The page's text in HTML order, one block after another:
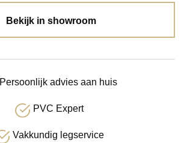
Bekijk in showroom
Persoonlijk advies aan huis
PVC Expert
Vakkundig legservice